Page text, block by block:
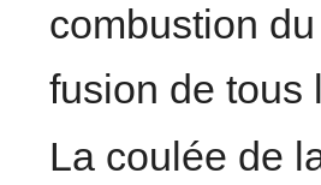
combustion
fusion de tous
La coulée de